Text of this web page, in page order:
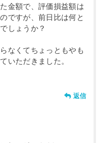
金額で、評価損益額は
ですが、前日比は何と
しょうか？
なくてちょっともやも
いただきました。
返信